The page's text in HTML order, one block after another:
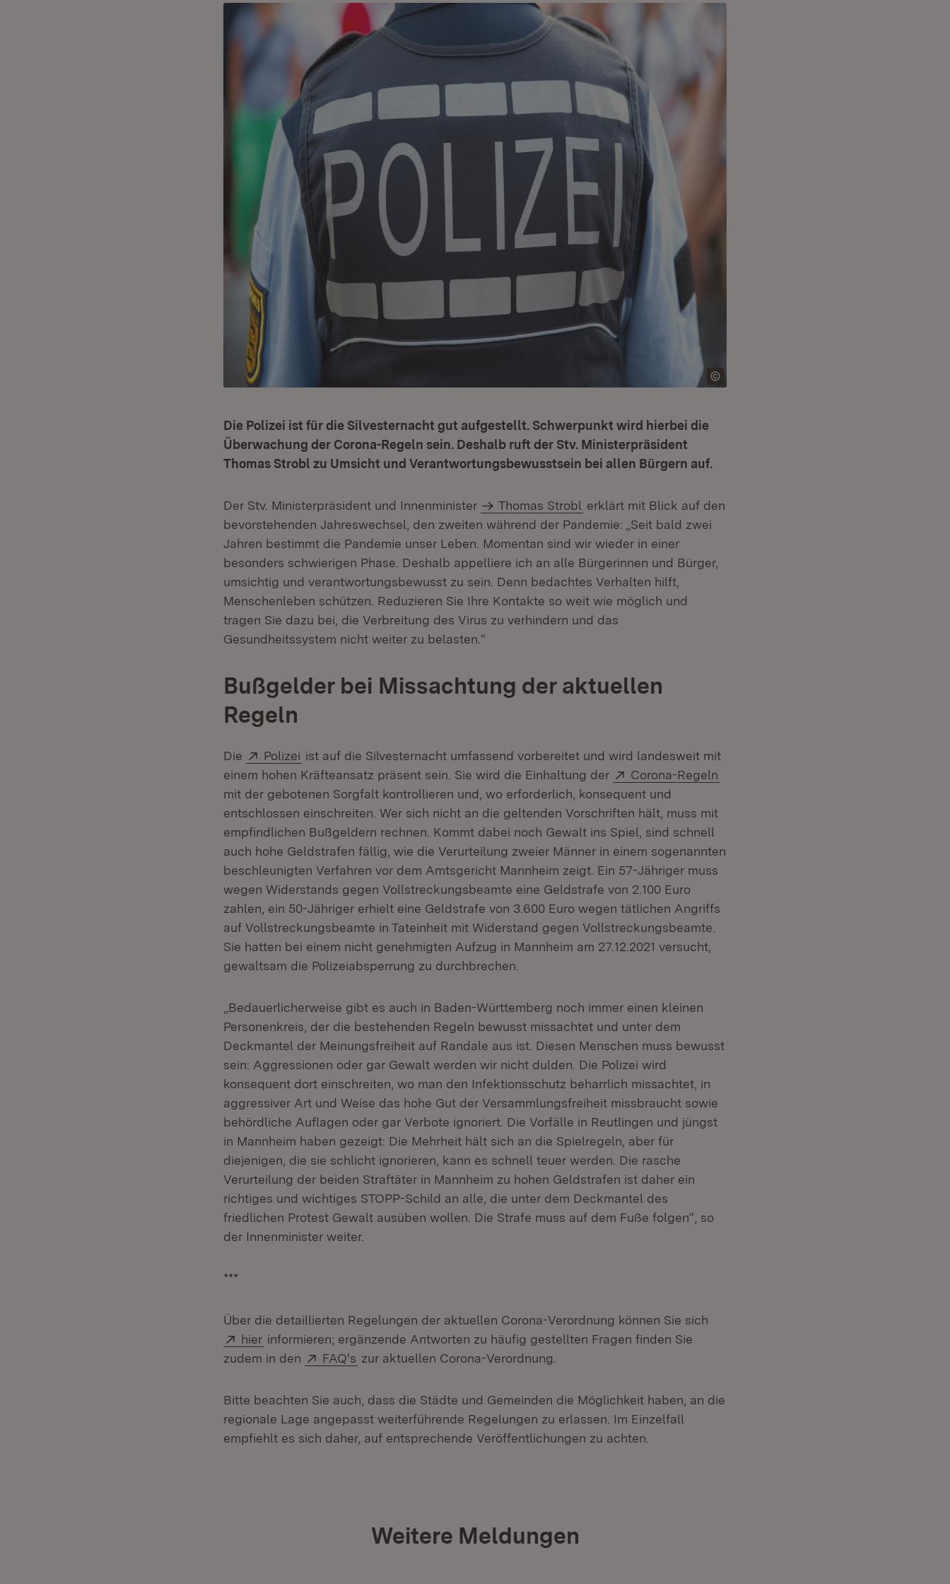
Die Polizei ist für die Silvesternacht gut aufgestellt. Schwerpunkt wird hierbei die
Überwachung der Corona-Regeln sein. Deshalb ruft der Stv. Ministerpräsident
Thomas Strobl zu Umsicht und Verantwortungsbewusstsein bei allen Bürgern auf.
Der Stv. Ministerpräsident und Innenminister Thomas Strobl erklärt mit Blick auf den
bevorstehenden Jahreswechsel, den zweiten während der Pandemie: „Seit bald zwei
Jahren bestimmt die Pandemie unser Leben. Momentan sind wir wieder in einer
besonders schwierigen Phase. Deshalb appelliere ich an alle Bürgerinnen und Bürger,
umsichtig und verantwortungsbewusst zu sein. Denn bedachtes Verhalten hilft,
Menschenleben schützen. Reduzieren Sie Ihre Kontakte so weit wie möglich und
tragen Sie dazu bei, die Verbreitung des Virus zu verhindern und das
Gesundheitssystem nicht weiter zu belasten.“
Bußgelder bei Missachtung der aktuellen
Regeln
Die Extern:
Polizei (Öffnet in neuem Fenster)
ist auf die Silvesternacht umfassend vorbereitet und wird landesweit mit
einem hohen Kräfteansatz präsent sein. Sie wird die Einhaltung der
Extern:
Corona-Regeln
mit der gebotenen Sorgfalt kontrollieren und, wo erforderlich, konsequent und
entschlossen einschreiten. Wer sich nicht an die geltenden Vorschriften hält, muss mit
empfindlichen Bußgeldern rechnen. Kommt dabei noch Gewalt ins Spiel, sind schnell
auch hohe Geldstrafen fällig, wie die Verurteilung zweier Männer in einem sogenannten
beschleunigten Verfahren vor dem Amtsgericht Mannheim zeigt. Ein 57-Jähriger muss
wegen Widerstands gegen Vollstreckungsbeamte eine Geldstrafe von 2.100 Euro
zahlen, ein 50-Jähriger erhielt eine Geldstrafe von 3.600 Euro wegen tätlichen Angriffs
auf Vollstreckungsbeamte in Tateinheit mit Widerstand gegen Vollstreckungsbeamte.
Sie hatten bei einem nicht genehmigten Aufzug in Mannheim am 27.12.2021 versucht,
gewaltsam die Polizeiabsperrung zu durchbrechen.
„Bedauerlicherweise gibt es auch in Baden-Württemberg noch immer einen kleinen
Personenkreis, der die bestehenden Regeln bewusst missachtet und unter dem
Deckmantel der Meinungsfreiheit auf Randale aus ist. Diesen Menschen muss bewusst
sein: Aggressionen oder gar Gewalt werden wir nicht dulden. Die Polizei wird
konsequent dort einschreiten, wo man den Infektionsschutz beharrlich missachtet, in
aggressiver Art und Weise das hohe Gut der Versammlungsfreiheit missbraucht sowie
behördliche Auflagen oder gar Verbote ignoriert. Die Vorfälle in Reutlingen und jüngst
in Mannheim haben gezeigt: Die Mehrheit hält sich an die Spielregeln, aber für
diejenigen, die sie schlicht ignorieren, kann es schnell teuer werden. Die rasche
Verurteilung der beiden Straftäter in Mannheim zu hohen Geldstrafen ist daher ein
richtiges und wichtiges STOPP-Schild an alle, die unter dem Deckmantel des
friedlichen Protest Gewalt ausüben wollen. Die Strafe muss auf dem Fuße folgen“, so
der Innenminister weiter.
***
Über die detaillierten Regelungen der aktuellen Corona-Verordnung können Sie sich
Extern:
hier (Öffnet in neuem Fenster)
informieren; ergänzende Antworten zu häufig gestellten Fragen finden Sie
zudem in den
Extern:
FAQ's (Öffnet in neuem Fenster)
zur aktuellen Corona-Verordnung.
Bitte beachten Sie auch, dass die Städte und Gemeinden die Möglichkeit haben, an die
regionale Lage angepasst weiterführende Regelungen zu erlassen. Im Einzelfall
empfiehlt es sich daher, auf entsprechende Veröffentlichungen zu achten.
Weitere Meldungen